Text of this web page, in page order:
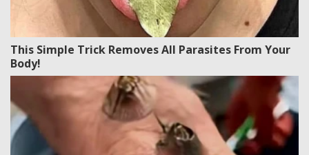
This Simple Trick Removes All Parasites From Your
Body!